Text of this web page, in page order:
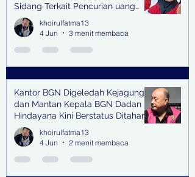
Sidang Terkait Pencurian uang
senilai Rp1,285 M di PN Surabaya
khoirulfatma13
4 Jun
3 menit membaca
Kantor BGN Digeledah Kejagung
dan Mantan Kepala BGN Dadan
Hindayana Kini Berstatus Ditahan
khoirulfatma13
4 Jun
2 menit membaca